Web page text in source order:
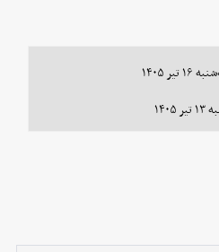
۱۴۰۵